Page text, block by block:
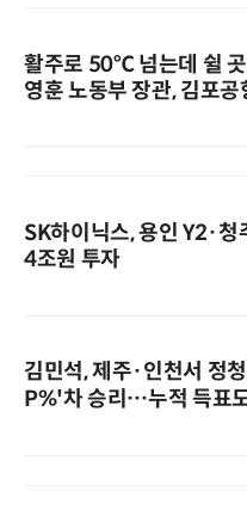
활주로 50℃ 넘는데 쉴
영훈 노동부 장관, 김포공
SK하이닉스, 용인 Y2·
4조원 투자
김민석, 제주·인천서 정
P%'차 승리…누적 득표